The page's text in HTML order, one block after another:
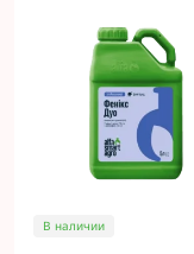
В наличии